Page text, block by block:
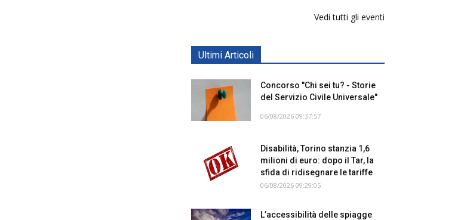
Vedi tutti gli eventi
Ultimi Articoli
Concorso "Chi sei tu? - Storie
del Servizio Civile Universale"
06/08/2026 09:37:57
Disabilità, Torino stanzia 1,6
milioni di euro: dopo il Tar, la
sfida di ridisegnare le tariffe
06/08/2026 09:29:05
L’accessibilità delle spiagge